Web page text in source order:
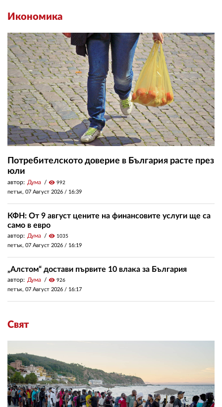
Икономика
Потребителското доверие в България расте през
юли
автор: Дума visibility 992
петък, 07 Август 2026 / 16:39
КФН: От 9 август цените на финансовите услуги ще са
само в евро
автор: Дума visibility 1035
петък, 07 Август 2026 / 16:19
„Алстом“ достави първите 10 влака за България
автор: Дума visibility 926
петък, 07 Август 2026 / 16:17
Свят